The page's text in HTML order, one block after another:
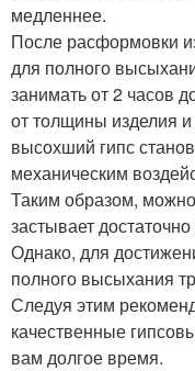
медленнее.
После расформовки
для полного
занимать от 2 часов
от толщины изделия
высохший гипс
механическим
Таким образом,
застывает
Однако, для
полного высыхания
Следуя этим
качественные
вам долгое время.